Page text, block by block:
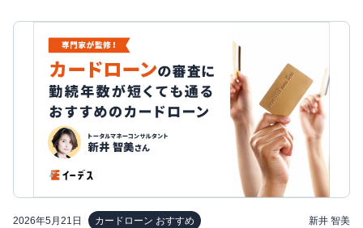
2026年5月21日 カードローン おすすめ 新井 智美